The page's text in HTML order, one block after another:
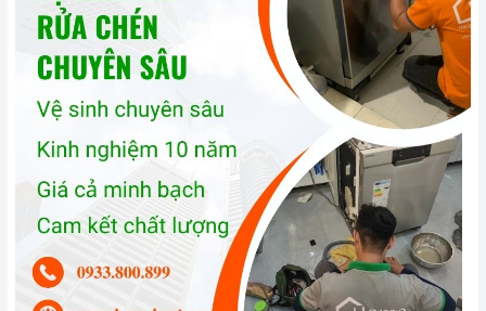
và côn trùng xâm nhập.
3. Tại sao nên chọn mua sản phẩm tại Home Best?
Cam kết hàng chính hãng:
Chúng tôi cam kết cung cấp sản
phẩm chính hãng 100%, có nguồn gốc, xuất xứ và chứng từ
rõ ràng.
Chế độ hỗ trợ bảo hành linh hoạt:Hướng dẫn sử dụng,
lắp đặt, chế độ bảo hành chính hãng, hậu mãi chuyên
nghiệp, đảm bảo rằng quý khách sẽ có trải nghiệm tuyệt vời
và không gặp bất kỳ khó khăn nào trong quá trình sử dụng
sản phẩm.